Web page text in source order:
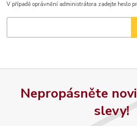
V případě oprávnění administrátora zadejte heslo
Nepropásněte
slevy!